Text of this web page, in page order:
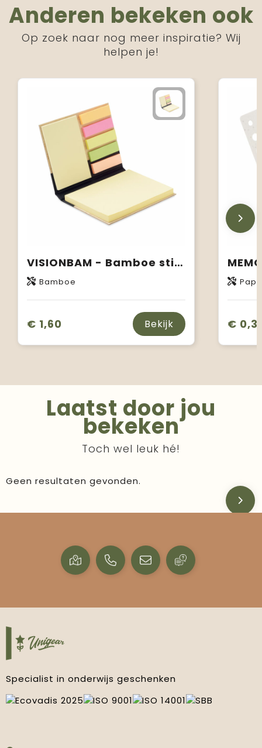
Anderen bekeken ook
Op zoek naar nog meer inspiratie? Wij
helpen je!
VISIONBAM - Bamboe sticky notes set
Bamboe
€ 1,60 Bekijk € 0,31
Laatst door jou
bekeken
Toch wel leuk hé!
Geen resultaten gevonden.
Specialist in onderwijs geschenken